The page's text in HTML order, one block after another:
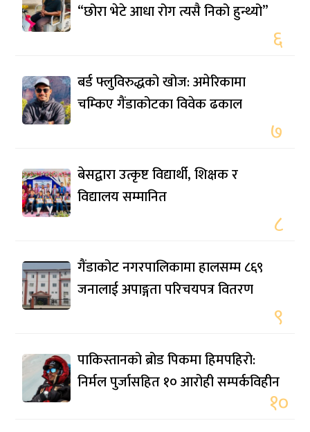
“छोरा भेटे आधा रोग त्यसै निको हुन्थ्यो”
६
बर्ड फ्लुविरुद्धको खोज: अमेरिकामा
चम्किए गैंडाकोटका विवेक ढकाल
७
बेसद्वारा उत्कृष्ट विद्यार्थी, शिक्षक र
विद्यालय सम्मानित
८
गैंडाकोट नगरपालिकामा हालसम्म ८६९
जनालाई अपाङ्गता परिचयपत्र वितरण
९
पाकिस्तानको ब्रोड पिकमा हिमपहिरो:
निर्मल पुर्जासहित १० आरोही सम्पर्कविहीन
१०